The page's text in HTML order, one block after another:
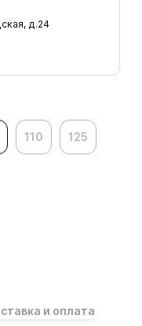
110 125
д.24
и оплата